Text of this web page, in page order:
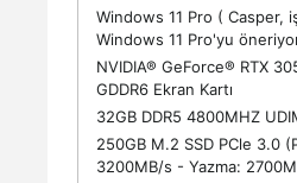
Windows 11 Pro ( Casper,
Windows 11 Pro'yu
NVIDIA® GeForce® RTX
GDDR6 Ekran Kartı
32GB DDR5 4800MHZ
250GB M.2 SSD PCle 3.0
3200MB/s - Yazma: